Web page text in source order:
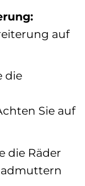
auf
die
Sie auf
die Räder